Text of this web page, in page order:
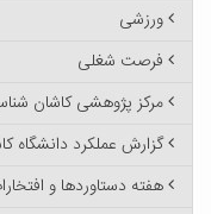
ورزشی
فرصت شغلی
مرکز پژوهشی کاشان
گزارش عملکرد دانشگاه کاشان
هفته دستاوردها و